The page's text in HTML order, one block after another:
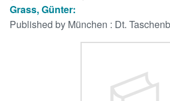
Browse Collections
Grass, Günter:
Published by München : Dt.